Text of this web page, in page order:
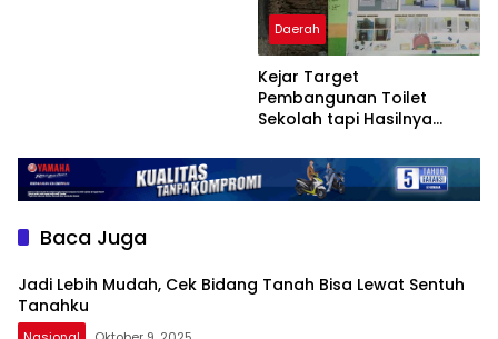
Daerah
Kejar Target
Pembangunan Toilet
Sekolah tapi Hasilnya
Baca Juga
Jadi Lebih Mudah, Cek Bidang Tanah Bisa Lewat Sentuh
Tanahku